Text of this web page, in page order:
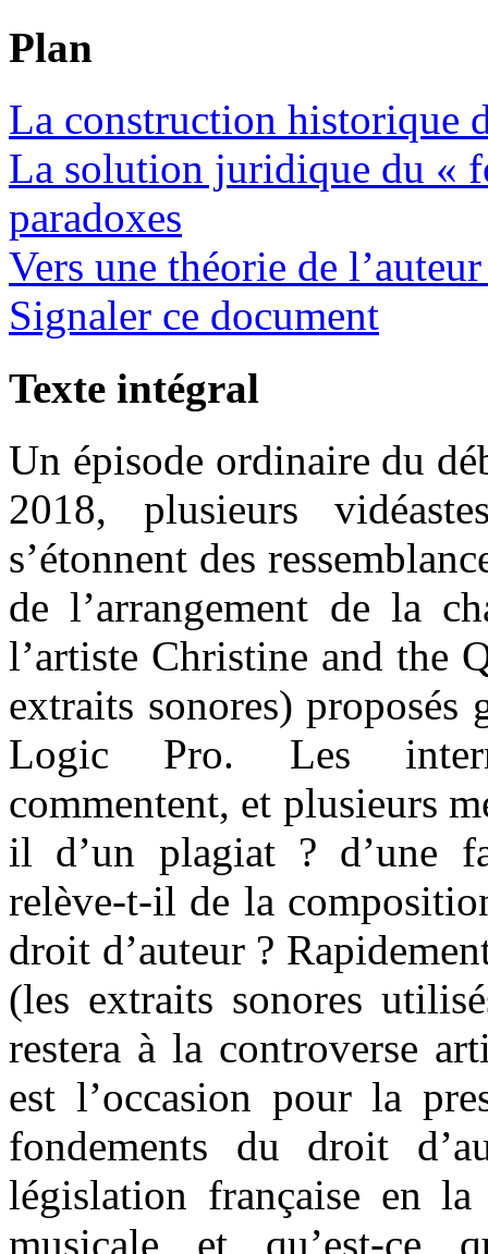
Plan
La construction historique
La solution juridique du «
paradoxes
Vers une théorie de
Signaler ce document
Texte intégral
Un épisode ordinaire du
2018, plusieurs
s’étonnent des
de l’arrangement de la
l’artiste Christine and the
extraits sonores)
Logic Pro. Les
commentent, et plusieurs
il d’un plagiat ? d’une
relève-t-il de la
droit d’auteur ?
(les extraits sonores
restera à la controverse
est l’occasion pour la
fondements du droit
législation française en la
musicale et qu’est-ce